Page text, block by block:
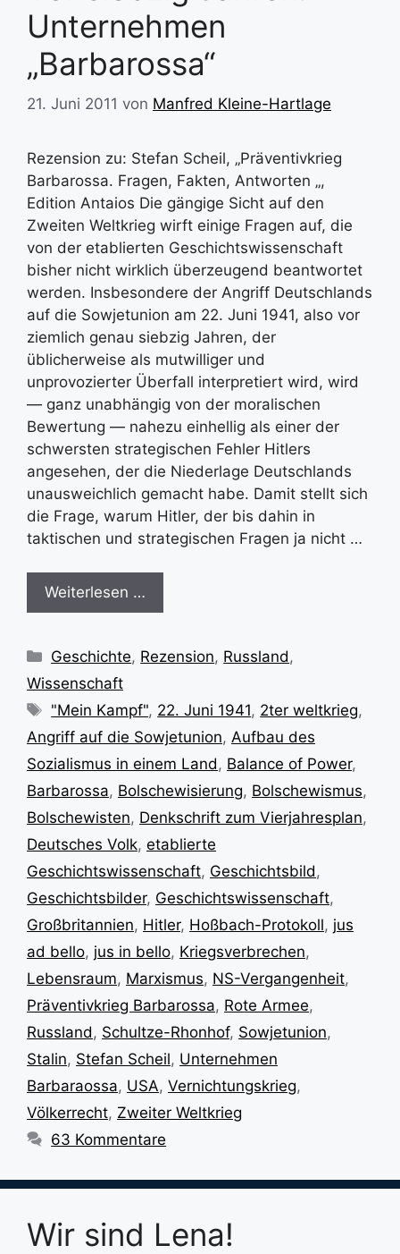
Unternehmen
„Barbarossa“
21. Juni 2011 von Manfred Kleine-Hartlage
Rezension zu: Stefan Scheil, „Präventivkrieg
Barbarossa. Fragen, Fakten, Antworten „,
Edition Antaios Die gängige Sicht auf den
Zweiten Weltkrieg wirft einige Fragen auf, die
von der etablierten Geschichtswissenschaft
bisher nicht wirklich überzeugend beantwortet
werden. Insbesondere der Angriff Deutschlands
auf die Sowjetunion am 22. Juni 1941, also vor
ziemlich genau siebzig Jahren, der
üblicherweise als mutwilliger und
unprovozierter Überfall interpretiert wird, wird
— ganz unabhängig von der moralischen
Bewertung — nahezu einhellig als einer der
schwersten strategischen Fehler Hitlers
angesehen, der die Niederlage Deutschlands
unausweichlich gemacht habe. Damit stellt sich
die Frage, warum Hitler, der bis dahin in
taktischen und strategischen Fragen ja nicht …
Weiterlesen …
Kategorien
Geschichte, Rezension, Russland,
Wissenschaft
Schlagwörter
"Mein Kampf", 22. Juni 1941, 2ter weltkrieg,
Angriff auf die Sowjetunion, Aufbau des
Sozialismus in einem Land, Balance of Power,
Barbarossa, Bolschewisierung, Bolschewismus,
Bolschewisten, Denkschrift zum Vierjahresplan,
Deutsches Volk, etablierte
Geschichtswissenschaft, Geschichtsbild,
Geschichtsbilder, Geschichtswissenschaft,
Großbritannien, Hitler, Hoßbach-Protokoll, jus
ad bello, jus in bello, Kriegsverbrechen,
Lebensraum, Marxismus, NS-Vergangenheit,
Präventivkrieg Barbarossa, Rote Armee,
Russland, Schultze-Rhonhof, Sowjetunion,
Stalin, Stefan Scheil, Unternehmen
Barbaraossa, USA, Vernichtungskrieg,
Völkerrecht, Zweiter Weltkrieg
63 Kommentare
Wir sind Lena!